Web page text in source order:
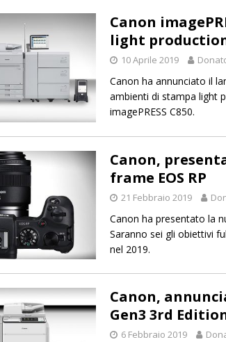
Canon
light
10 Aprile 2019
Canon ha annunciato il
ambienti di stampa light
imagePRESS C850.
Canon,
frame EOS RP
21 Febbraio 2019
Canon ha presentato la
Saranno sei gli obiettivi
nel 2019.
Canon,
Gen3 3rd
6 Febbraio 2019